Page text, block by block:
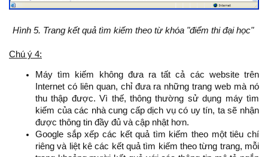
Hình 5. Trang kết quả tìm kiếm theo từ khóa "điểm thi đại học"
Chú ý 4:
Máy tìm kiếm không đưa ra tất cả các website trên
Internet có liên quan, chỉ đưa ra những trang web mà nó
thu thập được. Vì thế, thông thường sử dụng máy tìm
kiếm của các nhà cung cấp dịch vụ có uy tín, ta sẽ nhận
được thông tin đầy đủ và cập nhật hơn.
Google sắp xếp các kết quả tìm kiếm theo một tiêu chí
riêng và liệt kê các kết quả tìm kiếm theo từng trang, mỗi